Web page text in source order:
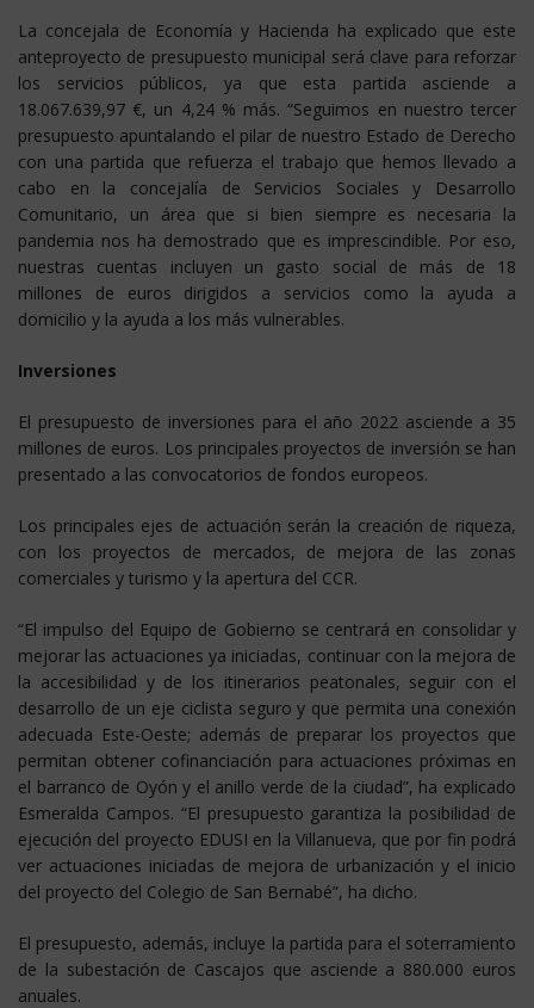
La concejala de Economía y Hacienda ha explicado que este
anteproyecto de presupuesto municipal será clave para reforzar
los servicios públicos, ya que esta partida asciende a
18.067.639,97 €, un 4,24 % más. “Seguimos en nuestro tercer
presupuesto apuntalando el pilar de nuestro Estado de Derecho
con una partida que refuerza el trabajo que hemos llevado a
cabo en la concejalía de Servicios Sociales y Desarrollo
Comunitario, un área que si bien siempre es necesaria la
pandemia nos ha demostrado que es imprescindible. Por eso,
nuestras cuentas incluyen un gasto social de más de 18
millones de euros dirigidos a servicios como la ayuda a
domicilio y la ayuda a los más vulnerables.
Inversiones
El presupuesto de inversiones para el año 2022 asciende a 35
millones de euros. Los principales proyectos de inversión se han
presentado a las convocatorios de fondos europeos.
Los principales ejes de actuación serán la creación de riqueza,
con los proyectos de mercados, de mejora de las zonas
comerciales y turismo y la apertura del CCR.
“El impulso del Equipo de Gobierno se centrará en consolidar y
mejorar las actuaciones ya iniciadas, continuar con la mejora de
la accesibilidad y de los itinerarios peatonales, seguir con el
desarrollo de un eje ciclista seguro y que permita una conexión
adecuada Este-Oeste; además de preparar los proyectos que
permitan obtener cofinanciación para actuaciones próximas en
el barranco de Oyón y el anillo verde de la ciudad”, ha explicado
Esmeralda Campos. “El presupuesto garantiza la posibilidad de
ejecución del proyecto EDUSI en la Villanueva, que por fin podrá
ver actuaciones iniciadas de mejora de urbanización y el inicio
del proyecto del Colegio de San Bernabé”, ha dicho.
El presupuesto, además, incluye la partida para el soterramiento
de la subestación de Cascajos que asciende a 880.000 euros
anuales.